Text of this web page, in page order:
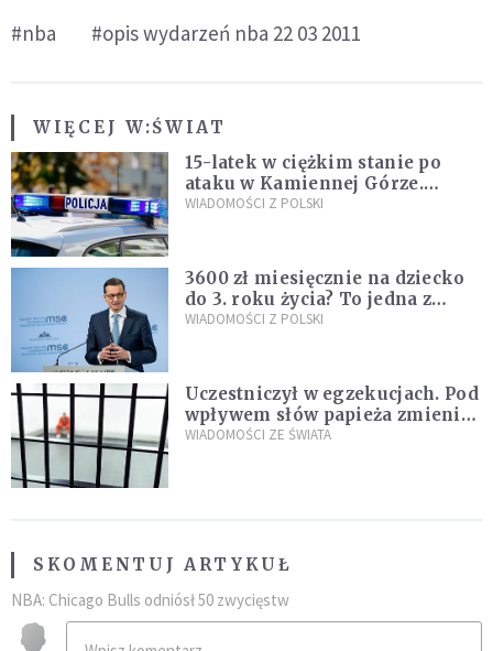
#nba #opis wydarzeń nba 22 03 2011
WIĘCEJ W:ŚWIAT
15-latek w ciężkim stanie po
ataku w Kamiennej Górze.
Policja zatrzymała dwóch
WIADOMOŚCI Z POLSKI
3600 zł miesięcznie na dziecko
do 3. roku życia? To jedna z
propozycji programu "Rozwój
WIADOMOŚCI Z POLSKI
Uczestniczył w egzekucjach. Pod
wpływem słów papieża zmienił
zdanie
WIADOMOŚCI ZE ŚWIATA
SKOMENTUJ ARTYKUŁ
NBA: Chicago Bulls odniósł 50 zwycięstw